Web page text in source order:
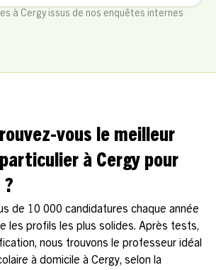
à Cergy issus de nos enquêtes internes
vous le meilleur
à Cergy pour
de 10 000 candidatures chaque année
les profils les plus solides. Après tests,
nous trouvons le professeur idéal
à domicile à Cergy, selon la